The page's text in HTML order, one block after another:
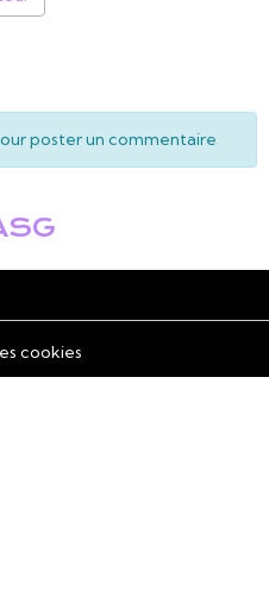
poster un commentaire
cookies